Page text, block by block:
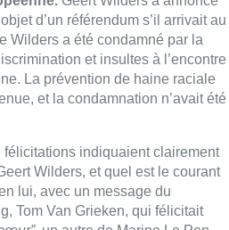
qui soulignait “son
des identités nationales”,
le premier ministre hongrois
Twitter)” les vents du
150 cela ne suffit pas pour
Wilders va donc devoir trouver des
une coalition gouvernementale.
Timmermans a déjà annoncé
une majorité avec lui. En revanche
à Mark Rutte à la tête du parti